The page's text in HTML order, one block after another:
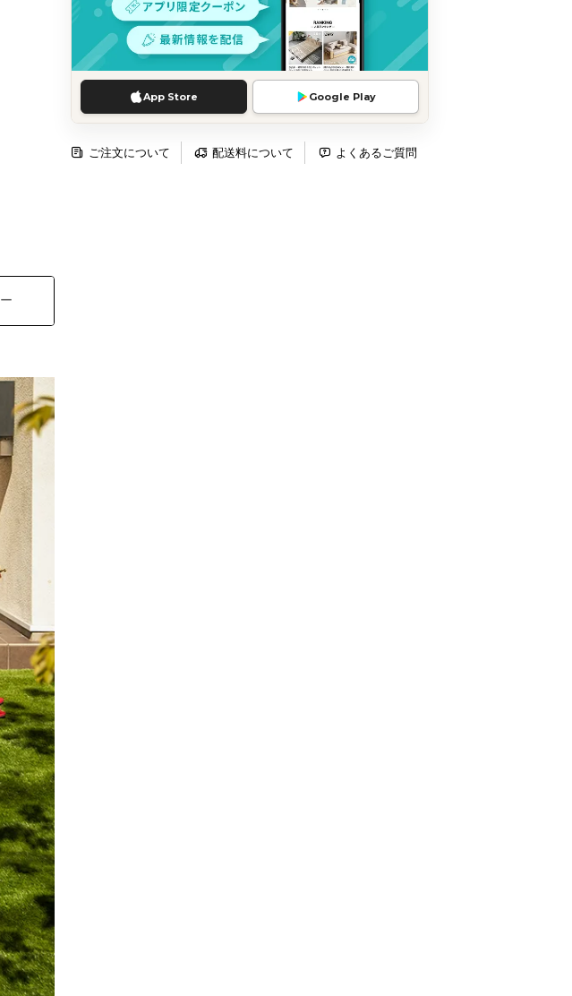
App Store Google Play
ご注文について 配送料について よくあるご質問